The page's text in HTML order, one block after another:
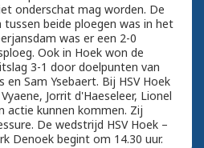
onderschat mag worden. De
beide ploegen was in het
was er een 2-0
Ook in Hoek won de
3-1 door doelpunten van
Sam Ysebaert. Bij HSV Hoek
Jorrit d'Haeseleer, Lionel
actie kunnen kommen. Zij
De wedstrijd HSV Hoek –
Denoek begint om 14.30 uur.